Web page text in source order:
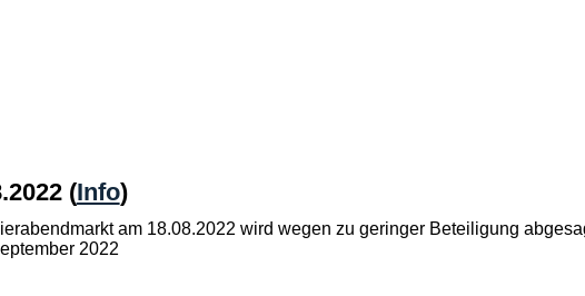
(Info)
am 18.08.2022 wird wegen zu geringer Beteiligung
2022